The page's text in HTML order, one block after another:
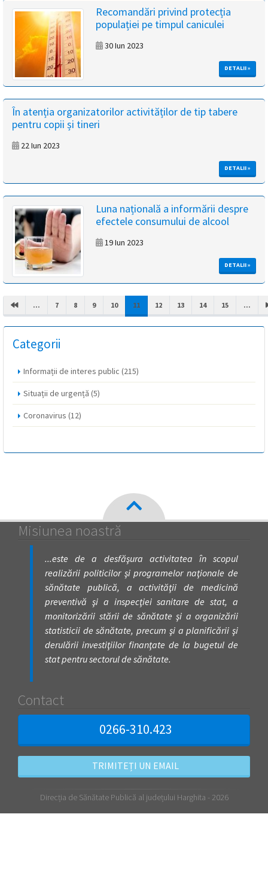
Recomandări privind protecția
populației pe timpul caniculei
30 Iun 2023
DETALII »
În atenția organizatorilor activităților de tip tabere
pentru copii și tineri
22 Iun 2023
DETALII »
Luna națională a informării despre
efectele consumului de alcool
19 Iun 2023
DETALII »
... 7 8 9 10 11(CURRENT)
12 13 14 15 ...
Categorii
Informații de interes public (215)
Situații de urgență (5)
Coronavirus (12)
Misiunea noastră
...este de a desfăşura activitatea în scopul
realizării politicilor şi programelor naţionale de
sănătate publică, a activităţii de medicină
preventivă şi a inspecţiei sanitare de stat, a
monitorizării stării de sănătate şi a organizării
statisticii de sănătate, precum şi a planificării şi
derulării investiţiilor finanţate de la bugetul de
stat pentru sectorul de sănătate.
Contact
0266-310.423
TRIMITEȚI UN EMAIL
Direcția de Sănătate Publică al județului Harghita - 2026